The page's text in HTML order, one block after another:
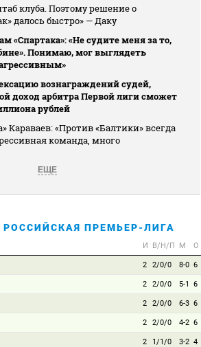
клуба. Поэтому решение о
далось быстро» — Даку
«Спартака»: «Не судите меня за то,
Понимаю, мог выглядеть
вознаграждений судей,
доход арбитра Первой лиги сможет
рублей
Караваев: «Против «Балтики» всегда
команда, много
ЕЩЕ
ПРЕМЬЕР-ЛИГА
И В/Н/П М О
2 2/0/0 8-0 6
2 2/0/0 5-1 6
2 2/0/0 6-3 6
2 2/0/0 4-2 6
2 1/1/0 3-2 4